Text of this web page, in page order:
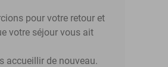
pour votre retour et
votre séjour vous ait
accueillir de nouveau.